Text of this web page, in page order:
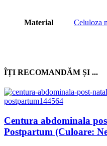
Material Celuloza
ÎȚI RECOMANDĂM ȘI ...
Centura abdominala
Postpartum (Culoare: